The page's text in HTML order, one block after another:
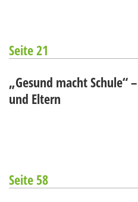
Seite 21
„Gesund macht Schule“
und Eltern
Seite 58